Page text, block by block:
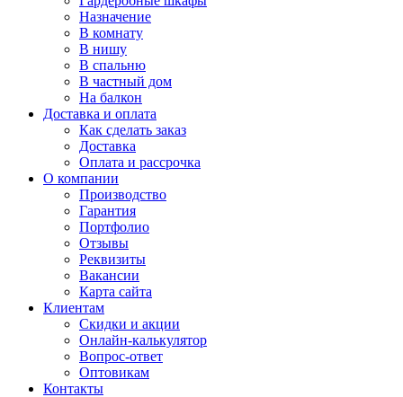
Назначение
В комнату
В нишу
В спальню
В частный дом
На балкон
Доставка и оплата
Как сделать заказ
Доставка
Оплата и рассрочка
О компании
Производство
Гарантия
Портфолио
Отзывы
Реквизиты
Вакансии
Карта сайта
Клиентам
Скидки и акции
Онлайн-калькулятор
Вопрос-ответ
Оптовикам
Контакты